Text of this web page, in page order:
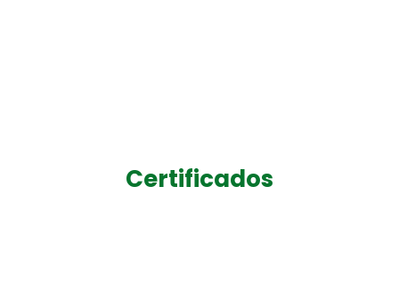
Certificados